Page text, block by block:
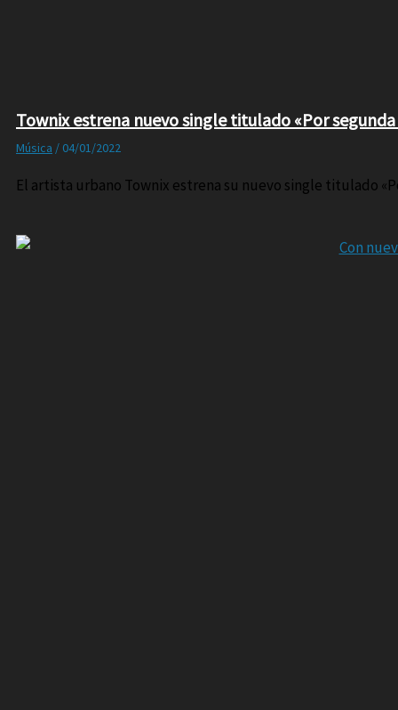
Townix estrena nuevo single titulado «Por segunda
Música / 04/01/2022
El artista urbano Townix estrena su nuevo single titulado